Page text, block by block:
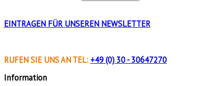
EINTRAGEN FÜR UNSEREN NEWSLETTER
RUFEN SIE UNS ANTEL: +49 (0) 30 - 30647270
Information